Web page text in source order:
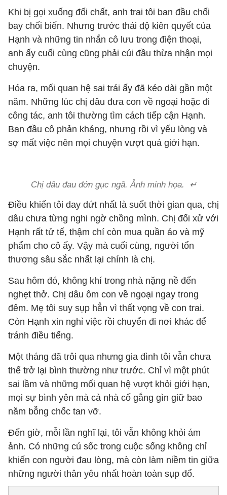
Khi bị gọi xuống đối chất, anh trai tôi ban đầu chối
bay chối biến. Nhưng trước thái độ kiên quyết của
Hạnh và những tin nhắn cô lưu trong điện thoại,
anh ấy cuối cùng cũng phải cúi đầu thừa nhận mọi
chuyện.
Hóa ra, mối quan hệ sai trái ấy đã kéo dài gần một
năm. Những lúc chị dâu đưa con về ngoại hoặc đi
công tác, anh tôi thường tìm cách tiếp cận Hạnh.
Ban đầu cô phản kháng, nhưng rồi vì yếu lòng và
sợ mất việc nên mọi chuyện vượt quá giới hạn.
Chị dâu đau đớn gục ngã. Ảnh minh họa. ↵
Điều khiến tôi day dứt nhất là suốt thời gian qua, chị
dâu chưa từng nghi ngờ chồng mình. Chị đối xử với
Hạnh rất tử tế, thậm chí còn mua quần áo và mỹ
phẩm cho cô ấy. Vậy mà cuối cùng, người tổn
thương sâu sắc nhất lại chính là chị.
Sau hôm đó, không khí trong nhà nặng nề đến
nghẹt thở. Chị dâu ôm con về ngoại ngay trong
đêm. Mẹ tôi suy sụp hẳn vì thất vọng về con trai.
Còn Hạnh xin nghỉ việc rồi chuyển đi nơi khác để
tránh điều tiếng.
Một tháng đã trôi qua nhưng gia đình tôi vẫn chưa
thể trở lại bình thường như trước. Chỉ vì một phút
sai lầm và những mối quan hệ vượt khỏi giới hạn,
mọi sự bình yên mà cả nhà cố gắng gìn giữ bao
năm bỗng chốc tan vỡ.
Đến giờ, mỗi lần nghĩ lại, tôi vẫn không khỏi ám
ảnh. Có những cú sốc trong cuộc sống không chỉ
khiến con người đau lòng, mà còn làm niềm tin giữa
những người thân yêu nhất hoàn toàn sụp đổ.